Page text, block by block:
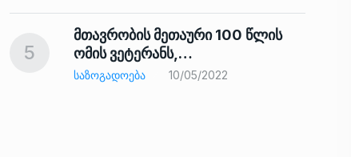
5
მთავრობის მეთაური 100 წლის
ომის ვეტერანს,…
ᲡᲐᲖᲝᲒᲐᲓᲝᲔᲑᲐ 10/05/2022